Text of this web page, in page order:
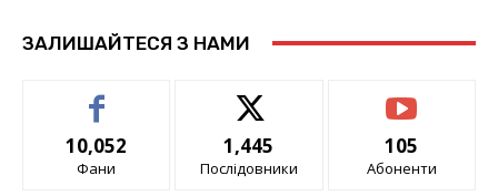
ЗАЛИШАЙТЕСЯ З НАМИ
10,052
Фани
1,445
Послідовники
105
Абоненти